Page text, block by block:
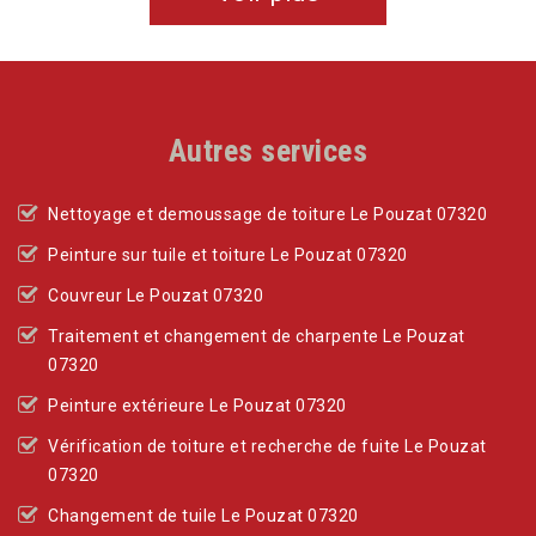
Autres services
Nettoyage et demoussage de toiture Le Pouzat 07320
Peinture sur tuile et toiture Le Pouzat 07320
Couvreur Le Pouzat 07320
Traitement et changement de charpente Le Pouzat
07320
Peinture extérieure Le Pouzat 07320
Vérification de toiture et recherche de fuite Le Pouzat
07320
Changement de tuile Le Pouzat 07320